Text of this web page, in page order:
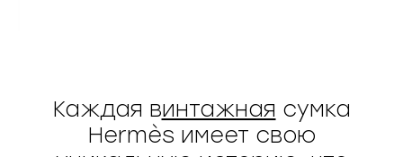
Каждая винтажная сумка
Hermès имеет свою